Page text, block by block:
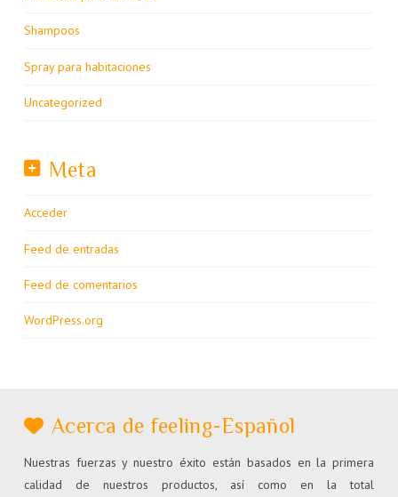
Shampoos
Spray para habitaciones
Uncategorized
Meta
Acceder
Feed de entradas
Feed de comentarios
WordPress.org
Acerca de feeling-Español
Nuestras fuerzas y nuestro éxito están basados en la primera
calidad de nuestros productos, así como en la total